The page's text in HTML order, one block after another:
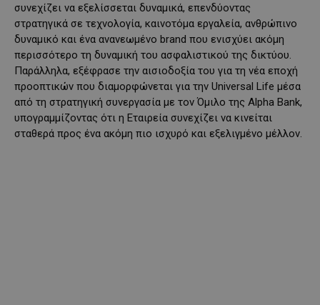
συνεχίζει να εξελίσσεται δυναμικά, επενδύοντας
στρατηγικά σε τεχνολογία, καινοτόμα εργαλεία, ανθρώπινο
δυναμικό και ένα ανανεωμένο brand που ενισχύει ακόμη
περισσότερο τη δυναμική του ασφαλιστικού της δικτύου.
Παράλληλα, εξέφρασε την αισιοδοξία του για τη νέα εποχή
προοπτικών που διαμορφώνεται για την Universal Life μέσα
από τη στρατηγική συνεργασία με τον Όμιλο της Alpha Bank,
υπογραμμίζοντας ότι η Εταιρεία συνεχίζει να κινείται
σταθερά προς ένα ακόμη πιο ισχυρό και εξελιγμένο μέλλον.